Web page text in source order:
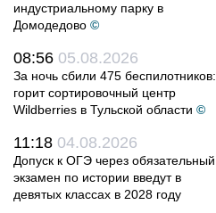
индустриальному парку в
Домодедово ©
08:56 05.08.2026
За ночь сбили 475 беспилотников:
горит сортировочный центр
Wildberries в Тульской области ©
11:18 04.08.2026
Допуск к ОГЭ через обязательный
экзамен по истории введут в
девятых классах в 2028 году